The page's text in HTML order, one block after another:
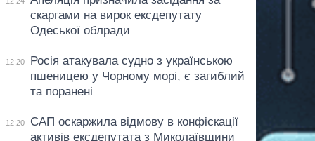
скаргами на вирок ексдепутату
Одеської облради
12:20
Росія атакувала судно з українською
пшеницею у Чорному морі, є загиблий
та поранені
12:20
САП оскаржила відмову в конфіскації
активів ексдепутата з Миколаївщини